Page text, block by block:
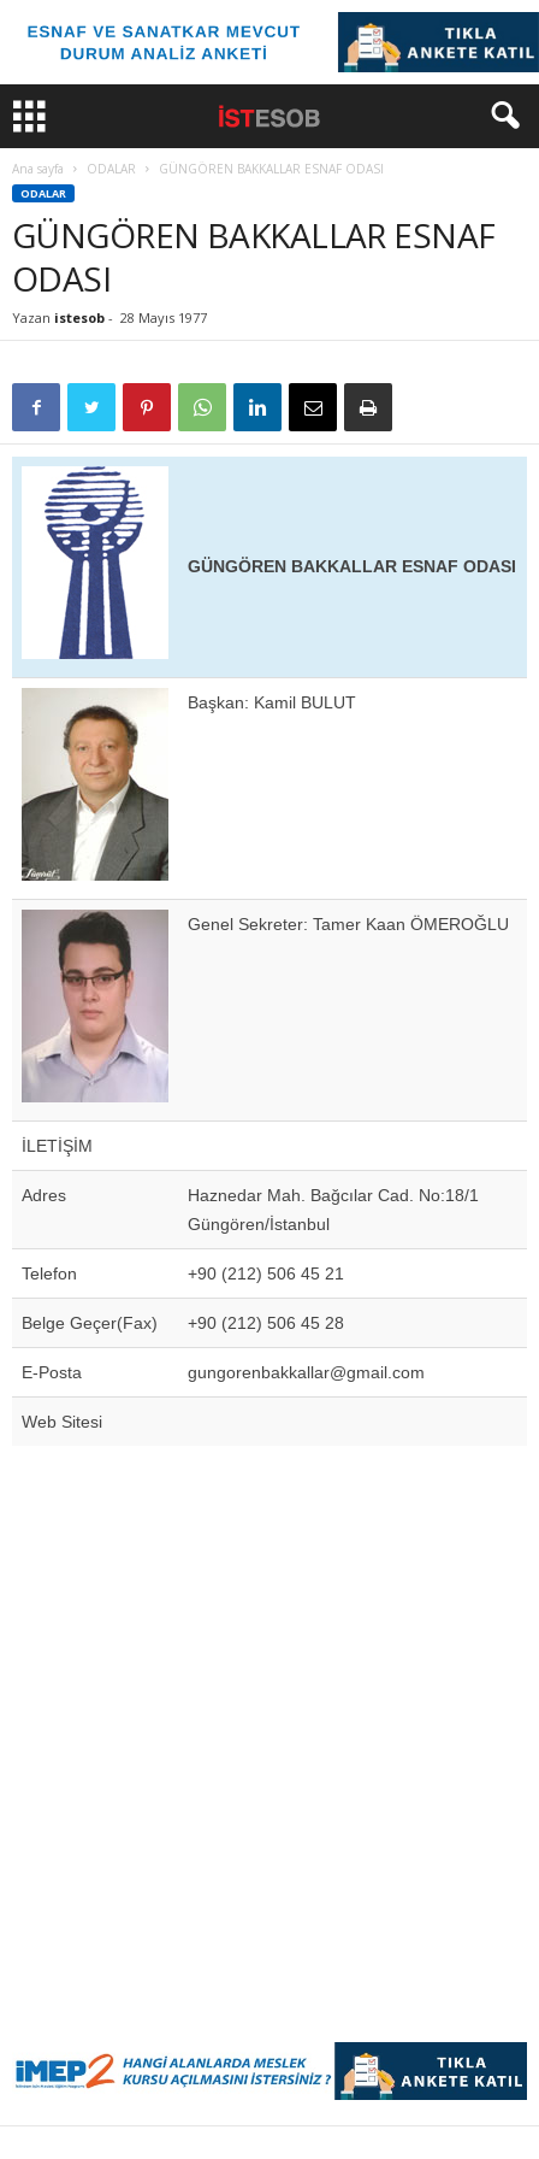
Ana sayfa ODALAR GÜNGÖREN BAKKALLAR ESNAF ODASI
ODALAR
GÜNGÖREN BAKKALLAR ESNAF
ODASI
Yazan istesob - 28 Mayıs 1977
GÜNGÖREN BAKKALLAR ESNAF ODASI
Başkan: Kamil BULUT
Genel Sekreter: Tamer Kaan ÖMEROĞLU
İLETİŞİM
Adres
Haznedar Mah. Bağcılar Cad. No:18/1
Güngören/İstanbul
Telefon +90 (212) 506 45 21
Belge Geçer(Fax) +90 (212) 506 45 28
E-Posta gungorenbakkallar@gmail.com
Web Sitesi